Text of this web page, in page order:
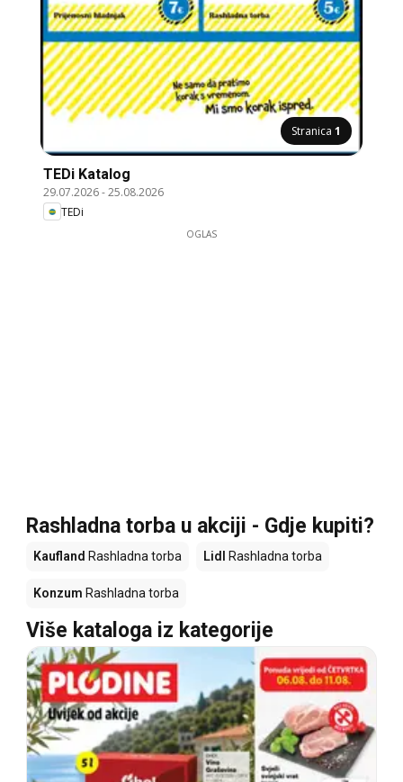
Stranica 1
TEDi Katalog
29.07.2026-25.08.2026
TEDi
OGLAS
Rashladna torba u akciji - Gdje kupiti?
Kaufland Rashladna torba Lidl Rashladna torba
Konzum Rashladna torba
Više kataloga iz kategorije